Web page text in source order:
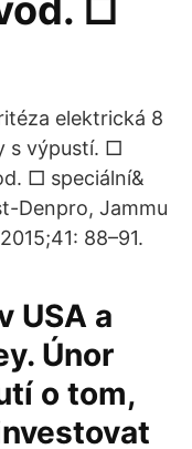
□
elektrická 8
s výpustí. □
□ speciální&
Denpro, Jammu
88–91.
USA a
Únor
o tom,